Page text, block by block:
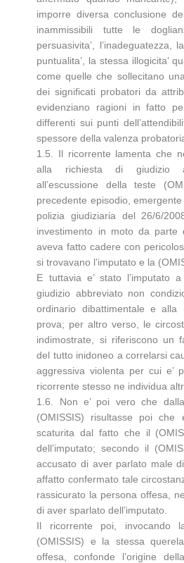
imporre diversa conclusione
inammissibili tutte le
persuasivita’, l’inadeguatezza,
puntualita’, la stessa illogicita’
come quelle che sollecitano
dei significati probatori da
evidenziano ragioni in fatto
differenti sui punti
spessore della valenza
1.5. Il ricorrente lamenta che
alla richiesta di giudizio
all’escussione della teste
precedente episodio,
polizia giudiziaria del 26/6/
investimento in moto da parte
aveva fatto cadere con
si trovavano l’imputato e la
E tuttavia e’ stato l’imputato
giudizio abbreviato non
ordinario dibattimentale e alla
prova; per altro verso, le
indimostrate, si riferiscono un
del tutto inidoneo a correlarsi
aggressiva violenta per cui e’
ricorrente stesso ne individua
1.6. Non e’ poi vero che
(OMISSIS) risultasse poi che
scaturita dal fatto che il
dell’imputato; secondo il
accusato di aver parlato male
affatto confermato tale
rassicurato la persona offesa,
di aver sparlato dell’imputato.
Il ricorrente poi, invocando
(OMISSIS) e la stessa
offesa, confonde l’origine